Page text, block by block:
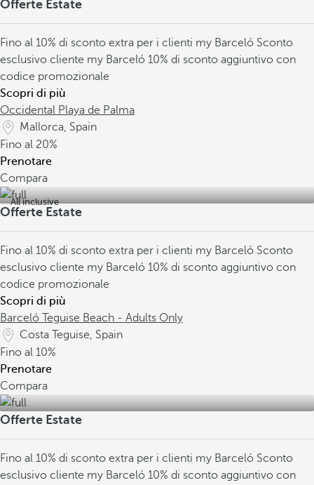
Offerte Estate
Fino al 10% di sconto extra per i clienti my Barceló Sconto
esclusivo cliente my Barceló 10% di sconto aggiuntivo con
codice promozionale
Scopri di più
Occidental Playa de Palma
Mallorca, Spain
Fino al 20%
Prenotare
Compara
All inclusive
Offerte Estate
Fino al 10% di sconto extra per i clienti my Barceló Sconto
esclusivo cliente my Barceló 10% di sconto aggiuntivo con
codice promozionale
Scopri di più
Barceló Teguise Beach - Adults Only
Costa Teguise, Spain
Fino al 10%
Prenotare
Compara
Offerte Estate
Fino al 10% di sconto extra per i clienti my Barceló Sconto
esclusivo cliente my Barceló 10% di sconto aggiuntivo con